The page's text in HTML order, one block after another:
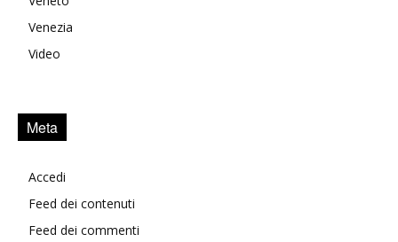
Venezia
Video
Meta
Accedi
Feed dei contenuti
Feed dei commenti